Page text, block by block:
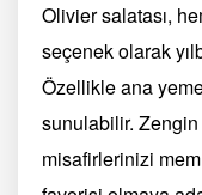
Olivier salatası,
seçenek olarak
Özellikle ana
sunulabilir. Zengin
misafirlerinizi